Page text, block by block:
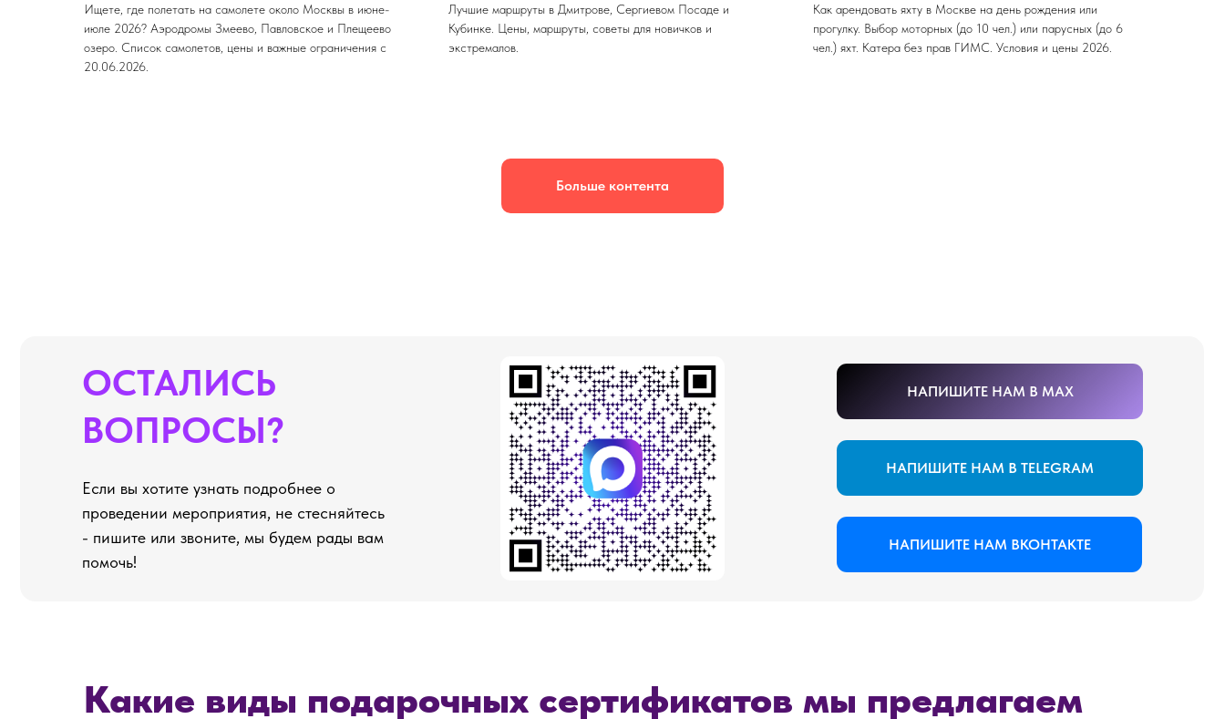
Ищете, где полетать на самолете около Москвы в июне-
июле 2026? Аэродромы Змеево, Павловское и Плещеево
озеро. Список самолетов, цены и важные ограничения с
20.06.2026.
Лучшие маршруты в Дмитрове, Сергиевом Посаде и
Кубинке. Цены, маршруты, советы для новичков и
экстремалов.
Как арендовать яхту в Москве на день рождения или
прогулку. Выбор моторных (до 10 чел.) или парусных (до 6
чел.) яхт. Катера без прав ГИМС. Условия и цены 2026.
Больше контента
помочь!
НАПИШИТЕ НАМ ВКОНТАКТЕ
Какие виды подарочных сертификатов мы предлагаем